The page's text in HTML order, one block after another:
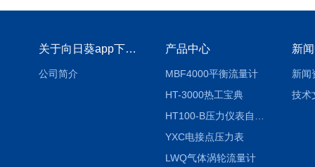
关于向日葵app下载安装官方免费下载
公司简介
产品中心
MBF4000平衡流量计
HT-3000热工宝典
YXC电接点压力表
LWQ气体涡轮流量计
新
新闻
技术